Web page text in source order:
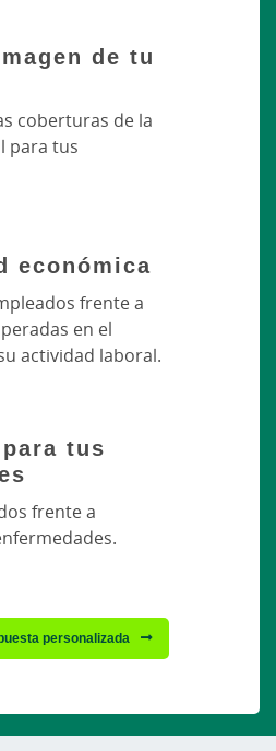
de tu
coberturas de la
para tus
económica
frente a
en el
actividad laboral.
tus
frente a
personalizada